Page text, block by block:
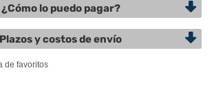
¿Cómo lo puedo pagar?
Plazos y costos de envío